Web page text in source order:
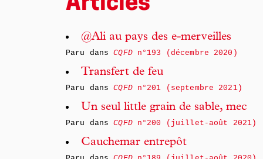
@Ali au pays des e-merveilles
Paru dansCQFDn°193 (décembre 2020)
Transfert de feu
Paru dansCQFDn°201 (septembre 2021)
Un seul little grain de sable, mec
Paru dansCQFDn°200 (juillet-août 2021)
Cauchemar entrepôt